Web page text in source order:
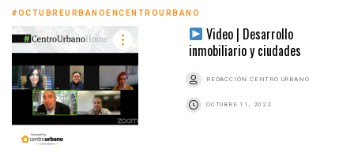
#OCTUBREURBANOENCENTROURBANO
Video | Desarrollo
inmobiliario y ciudades
REDACCIÓN CENTRO URBANO
OCTUBRE 11, 2022